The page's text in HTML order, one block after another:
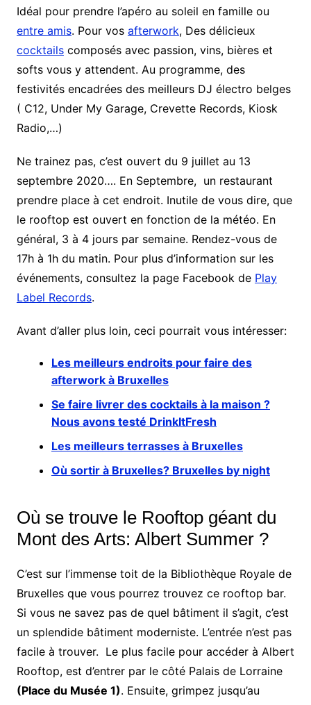
Idéal pour prendre l’apéro au soleil en famille ou
entre amis. Pour vos afterwork, Des délicieux
cocktailscomposés avec passion, vins, bières et
softs vous y attendent. Au programme, des
festivités encadrées des meilleurs DJ électro belges
( C12, Under My Garage, Crevette Records, Kiosk
Radio,…)
Ne trainez pas, c’est ouvert du 9 juillet au 13
septembre 2020…. En Septembre, un restaurant
prendre place à cet endroit. Inutile de vous dire, que
le rooftop est ouvert en fonction de la météo. En
général, 3 à 4 jours par semaine. Rendez-vous de
17h à 1h du matin. Pour plus d’information sur les
événements, consultez la page Facebook de Play
Label Records.
Avant d’aller plus loin, ceci pourrait vous intéresser:
Les meilleurs endroits pour faire des
afterwork à Bruxelles
Se faire livrer des cocktails à la maison ?
Nous avons testé DrinkItFresh
Les meilleurs terrasses à Bruxelles
Où sortir à Bruxelles? Bruxelles by night
Où se trouve le Rooftop géant du
Mont des Arts: Albert Summer ?
C’est sur l’immense toit de la Bibliothèque Royale de
Bruxelles que vous pourrez trouvez ce rooftop bar.
Si vous ne savez pas de quel bâtiment il s’agit, c’est
un splendide bâtiment moderniste. L’entrée n’est pas
facile à trouver. Le plus facile pour accéder à Albert
Rooftop, est d’entrer par le côté Palais de Lorraine
(Place du Musée 1). Ensuite, grimpez jusqu’au